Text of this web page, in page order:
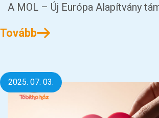
A MOL – Új Európa Alapítvány
Tovább
2025. 07. 03.